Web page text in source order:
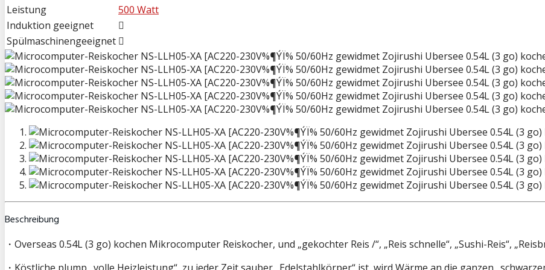
Leistung
500 Watt
Induktion geeignet
Spülmaschinengeeignet
Beschreibung
・Overseas 0.54L (3 go) kochen Mikrocomputer Reiskocher, und „gekochter Reis /“, „Reis schnelle“, „Sushi-Reis“,